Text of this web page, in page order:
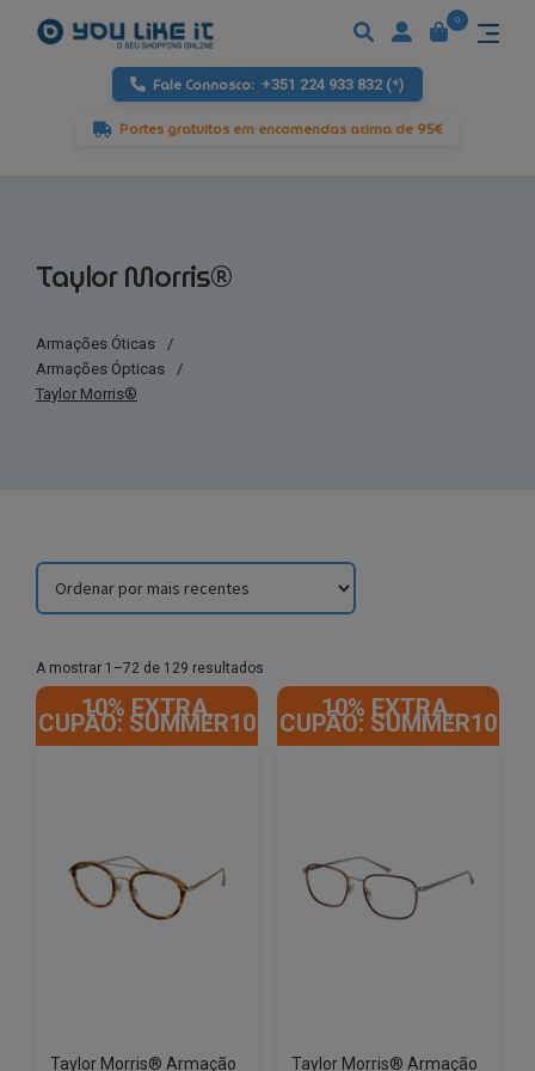
Fale Connosco: +351 224 933 832 (*)
Portes gratuitos em encomendas acima de 95€
0
Taylor Morris®
Armações Óticas
/
Armações Ópticas
/
Taylor Morris®
A mostrar 1–72 de 129 resultados
latest
10% EXTRA,
CUPÃO: SUMMER10
Taylor Morris® Armação
10% EXTRA,
CUPÃO: SUMMER10
Taylor Morris® Armação